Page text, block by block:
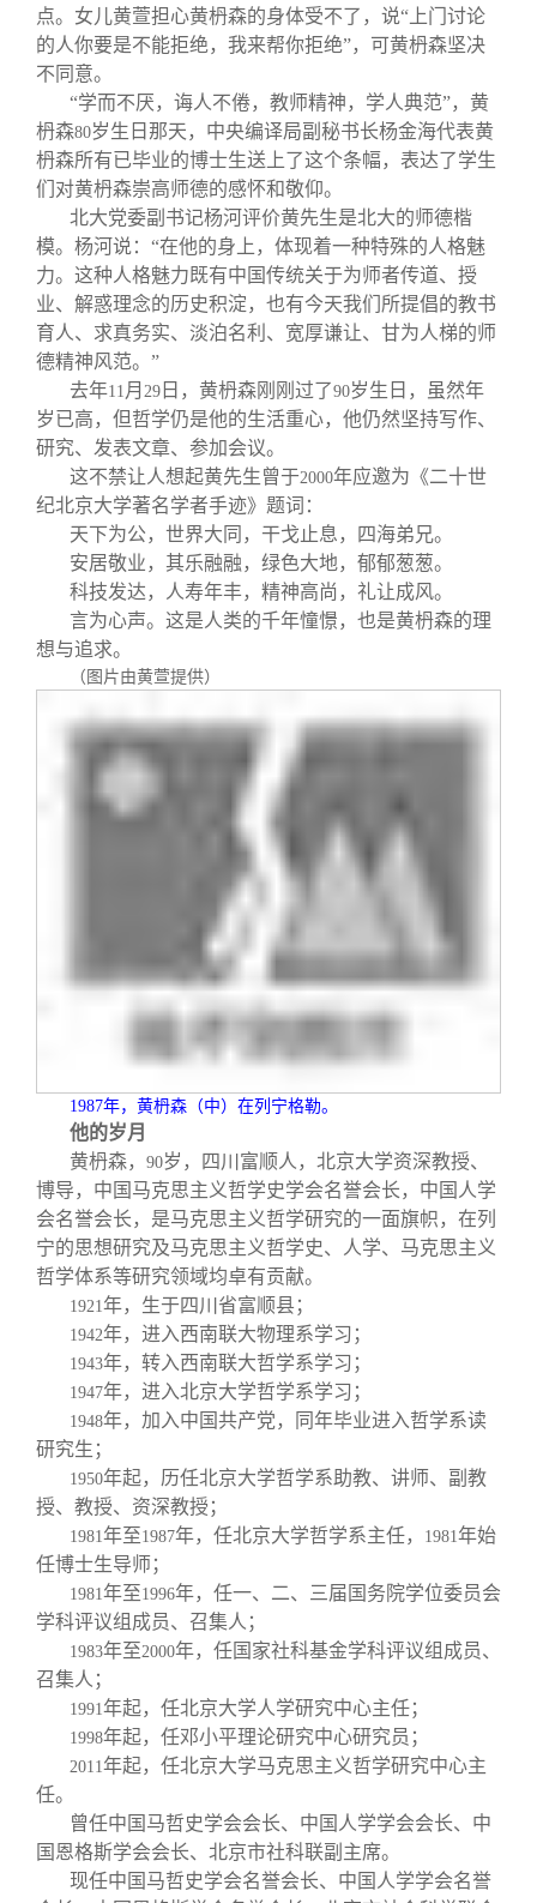
点。女儿黄萱担心黄枬森的身体受不了，说“上门讨论
的人你要是不能拒绝，我来帮你拒绝”，可黄枬森坚决
不同意。
“学而不厌，诲人不倦，教师精神，学人典范”，黄
枬森80岁生日那天，中央编译局副秘书长杨金海代表黄
枬森所有已毕业的博士生送上了这个条幅，表达了学生
们对黄枬森崇高师德的感怀和敬仰。
北大党委副书记杨河评价黄先生是北大的师德楷
模。杨河说：“在他的身上，体现着一种特殊的人格魅
力。这种人格魅力既有中国传统关于为师者传道、授
业、解惑理念的历史积淀，也有今天我们所提倡的教书
育人、求真务实、淡泊名利、宽厚谦让、甘为人梯的师
德精神风范。”
去年11 月 29 日，黄枬森刚刚过了90岁生日，虽然年
岁已高，但哲学仍是他的生活重心，他仍然坚持写作、
研究、发表文章、参加会议。
这不禁让人想起黄先生曾于2000年应邀为《二十世
纪北京大学著名学者手迹》题词：
天下为公，世界大同，干戈止息，四海弟兄。
安居敬业，其乐融融，绿色大地，郁郁葱葱。
科技发达，人寿年丰，精神高尚，礼让成风。
言为心声。这是人类的千年憧憬，也是黄枬森的理
想与追求。
（图片由黄萱提供）
1987年，黄枬森（中）在列宁格勒。
他的岁月
黄枬森， 90岁，四川富顺人，北京大学资深教授、
博导，中国马克思主义哲学史学会名誉会长，中国人学
会名誉会长，是马克思主义哲学研究的一面旗帜，在列
宁的思想研究及马克思主义哲学史、人学、马克思主义
哲学体系等研究领域均卓有贡献。
1921年，生于四川省富顺县；
1942年，进入西南联大物理系学习；
1943年，转入西南联大哲学系学习；
1947年，进入北京大学哲学系学习；
1948年，加入中国共产党，同年毕业进入哲学系读
研究生；
1950年起，历任北京大学哲学系助教、讲师、副教
授、教授、资深教授；
1981年至1987年，任北京大学哲学系主任， 1981年始
任博士生导师；
1981年至1996年，任一、二、三届国务院学位委员会
学科评议组成员、召集人；
1983年至2000年，任国家社科基金学科评议组成员、
召集人；
1991年起，任北京大学人学研究中心主任；
1998年起，任邓小平理论研究中心研究员；
2011年起，任北京大学马克思主义哲学研究中心主
任。
曾任中国马哲史学会会长、中国人学学会会长、中
国恩格斯学会会长、北京市社科联副主席。
现任中国马哲史学会名誉会长、中国人学学会名誉